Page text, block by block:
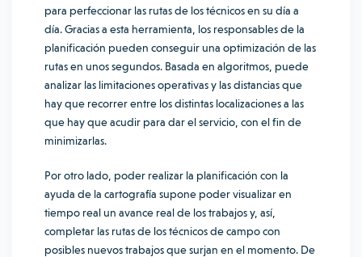
para perfeccionar las rutas de los técnicos en su día a
día. Gracias a esta herramienta, los responsables de la
planificación pueden conseguir una optimización de las
rutas en unos segundos. Basada en algoritmos, puede
analizar las limitaciones operativas y las distancias que
hay que recorrer entre los distintas localizaciones a las
que hay que acudir para dar el servicio, con el fin de
minimizarlas.
Por otro lado, poder realizar la planificación con la
ayuda de la cartografía supone poder visualizar en
tiempo real un avance real de los trabajos y, así,
completar las rutas de los técnicos de campo con
posibles nuevos trabajos que surjan en el momento. De